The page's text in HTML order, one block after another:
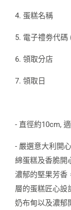
4. 蛋糕名稱
5. 電子禮劵代碼
6. 領取分店
7. 領取日
- 直徑約10cm,
- 嚴選意大利開
綿蛋糕及香脆開
濃郁的堅果芳香
層的蛋糕匠心設
奶布甸以及濃郁